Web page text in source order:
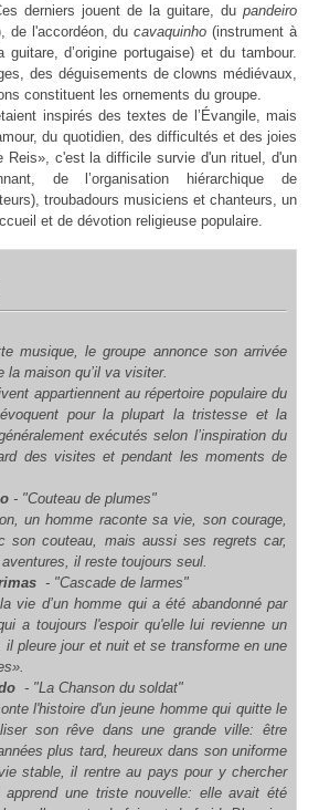
derniers jouent de la guitare, du pandeiro
de l'accordéon, ducavaquinho(instrument à
d’origine portugaise) et du tambour.
des déguisements de clowns médiévaux,
constituent les ornements du groupe.
inspirés des textes de l’Évangile, mais
du quotidien, des difficultés et des joies
Reis», c'est la difficile survie d'un rituel, d'un
de l’organisation hiérarchique de
troubadours musiciens et chanteurs, un
et de dévotion religieuse populaire.
musique, le groupe annonce son arrivée
la maison qu’il va visiter.
appartiennent au répertoire populaire du
pour la plupart la tristesse et la
exécutés selon l’inspiration du
des visites et pendant les moments de
- "Couteau de plumes"
un homme raconte sa vie, son courage,
son couteau, mais aussi ses regrets car,
il reste toujours seul.
- "Cascade de larmes"
vie d’un homme qui a été abandonné par
a toujours l'espoir qu'elle lui revienne un
il pleure jour et nuit et se transforme en une
- "La Chanson du soldat"
l'histoire d'un jeune homme qui quitte le
son rêve dans une grande ville: être
plus tard, heureux dans son uniforme
stable, il rentre au pays pour y chercher
une triste nouvelle: elle avait été